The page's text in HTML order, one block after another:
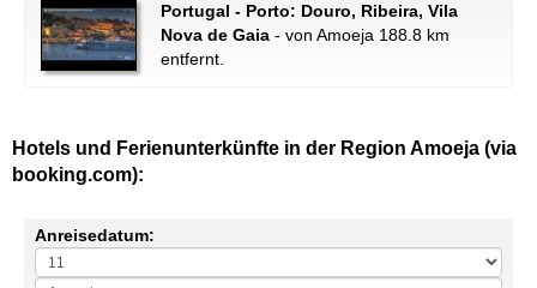
Portugal - Porto: Douro, Ribeira, Vila
Nova de Gaia - von Amoeja 188.8 km
entfernt.
Hotels und Ferienunterkünfte in der Region Amoeja (via
booking.com):
Anreisedatum: